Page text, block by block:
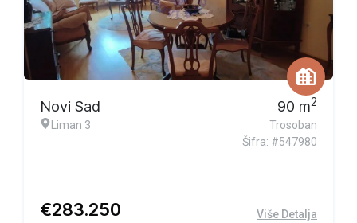
Novi Sad
Liman 3
90 m2
Trosoban
Šifra: #547980
€283.250 Više Detalja